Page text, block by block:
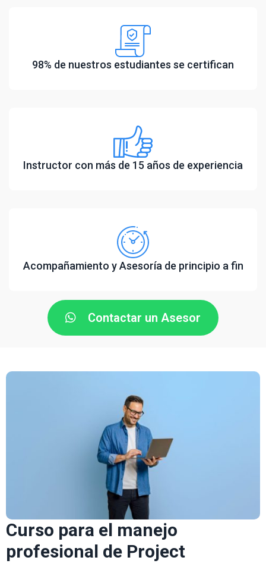
98% de nuestros estudiantes se certifican
Instructor con más de 15 años de experiencia
Acompañamiento y Asesoría de principio a fin
Contactar un Asesor
Curso para el manejo
profesional de Project